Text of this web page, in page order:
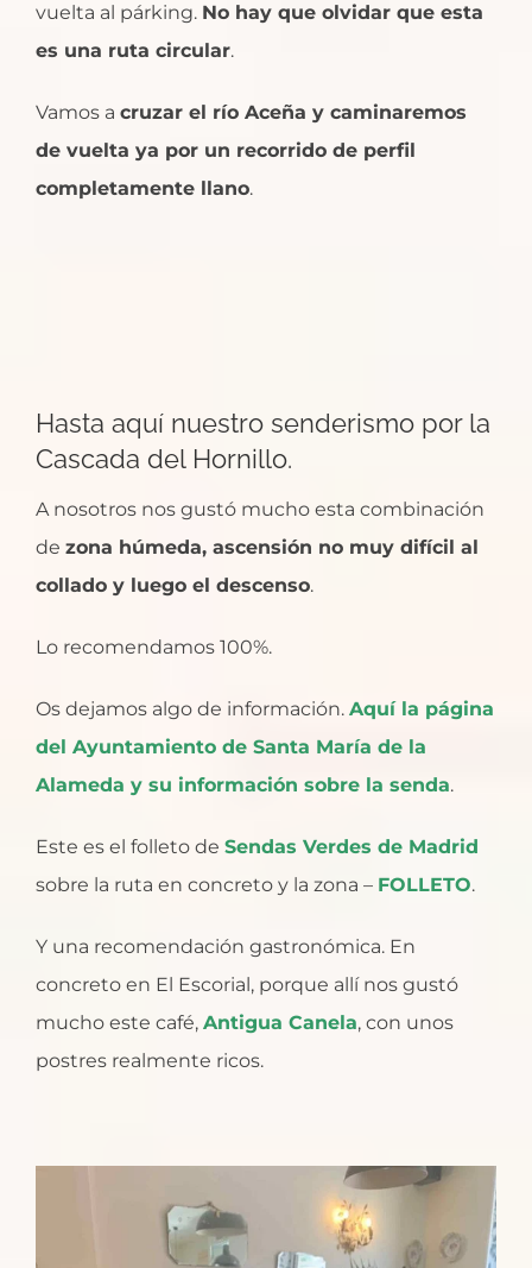
vuelta al párking. No hay que olvidar que esta
es una ruta circular.
Vamos a cruzar el río Aceña y caminaremos
de vuelta ya por un recorrido de perfil
completamente llano.
Hasta aquí nuestro senderismo por la
Cascada del Hornillo.
A nosotros nos gustó mucho esta combinación
de zona húmeda, ascensión no muy difícil al
collado y luego el descenso.
Lo recomendamos 100%.
Os dejamos algo de información. Aquí la página
del Ayuntamiento de Santa María de la
Alameda y su información sobre la senda.
Este es el folleto de Sendas Verdes de Madrid
sobre la ruta en concreto y la zona – FOLLETO.
Y una recomendación gastronómica. En
concreto en El Escorial, porque allí nos gustó
mucho este café, Antigua Canela, con unos
postres realmente ricos.